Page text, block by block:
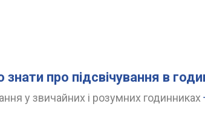
про підсвічування в
у звичайних і розумних годинниках